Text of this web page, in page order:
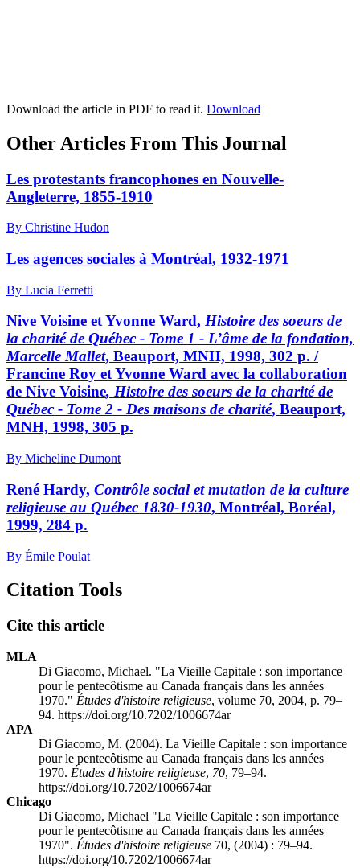
Download the article in PDF to read it. Download
Other Articles From This Journal
Les protestants francophones en Nouvelle-
Angleterre, 1855-1910
By Christine Hudon
Les agences sociales à Montréal, 1932-1971
By Lucia Ferretti
Nive Voisine et Yvonne Ward, Histoire des soeurs de
la charité de Québec - Tome 1 - L’âme de la fondation,
Marcelle Mallet, Beauport, MNH, 1998, 302 p. /
Francine Roy et Yvonne Ward avec la collaboration
de Nive Voisine, Histoire des soeurs de la charité de
Québec - Tome 2 - Des maisons de charité, Beauport,
MNH, 1998, 305 p.
By Micheline Dumont
René Hardy, Contrôle social et mutation de la culture
religieuse au Québec 1830-1930, Montréal, Boréal,
1999, 284 p.
By Émile Poulat
Citation Tools
Cite this article
MLA
Di Giacomo, Michael. "La Vieille Capitale : son importance
pour le pentecôtisme au Canada français dans les années
1970." Études d'histoire religieuse, volume 70, 2004, p. 79–
94. https://doi.org/10.7202/1006674ar
APA
Di Giacomo, M. (2004). La Vieille Capitale : son importance
pour le pentecôtisme au Canada français dans les années
1970. Études d'histoire religieuse, 70, 79–94.
https://doi.org/10.7202/1006674ar
Chicago
Di Giacomo, Michael "La Vieille Capitale : son importance
pour le pentecôtisme au Canada français dans les années
1970". Études d'histoire religieuse 70, (2004) : 79–94.
https://doi.org/10.7202/1006674ar